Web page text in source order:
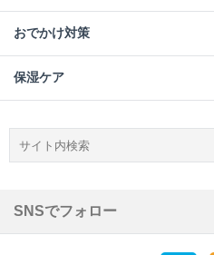
おでかけ対策
保湿ケア
索:
SNSでフォロー